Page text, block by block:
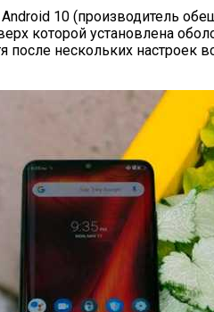
10 (производитель
которой установлена
после нескольких настроек